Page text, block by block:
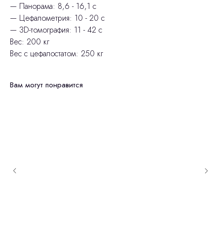
— Панорама: 8,6 - 16,1 с
— Цефалометрия: 10 - 20 с
— 3D-томография: 11 - 42 с
Вес: 200 кг
Вес с цефалостатом: 250 кг
Вам могут понравится